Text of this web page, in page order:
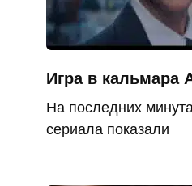
Игра в кальмара
На последних
сериала показали